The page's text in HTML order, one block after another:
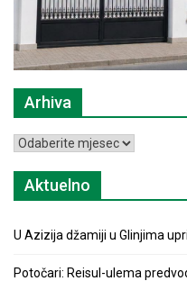
Arhiva
Arhiva
Aktuelno
U Azizija džamiji u Glinjima
Potočari: Reisul-ulema